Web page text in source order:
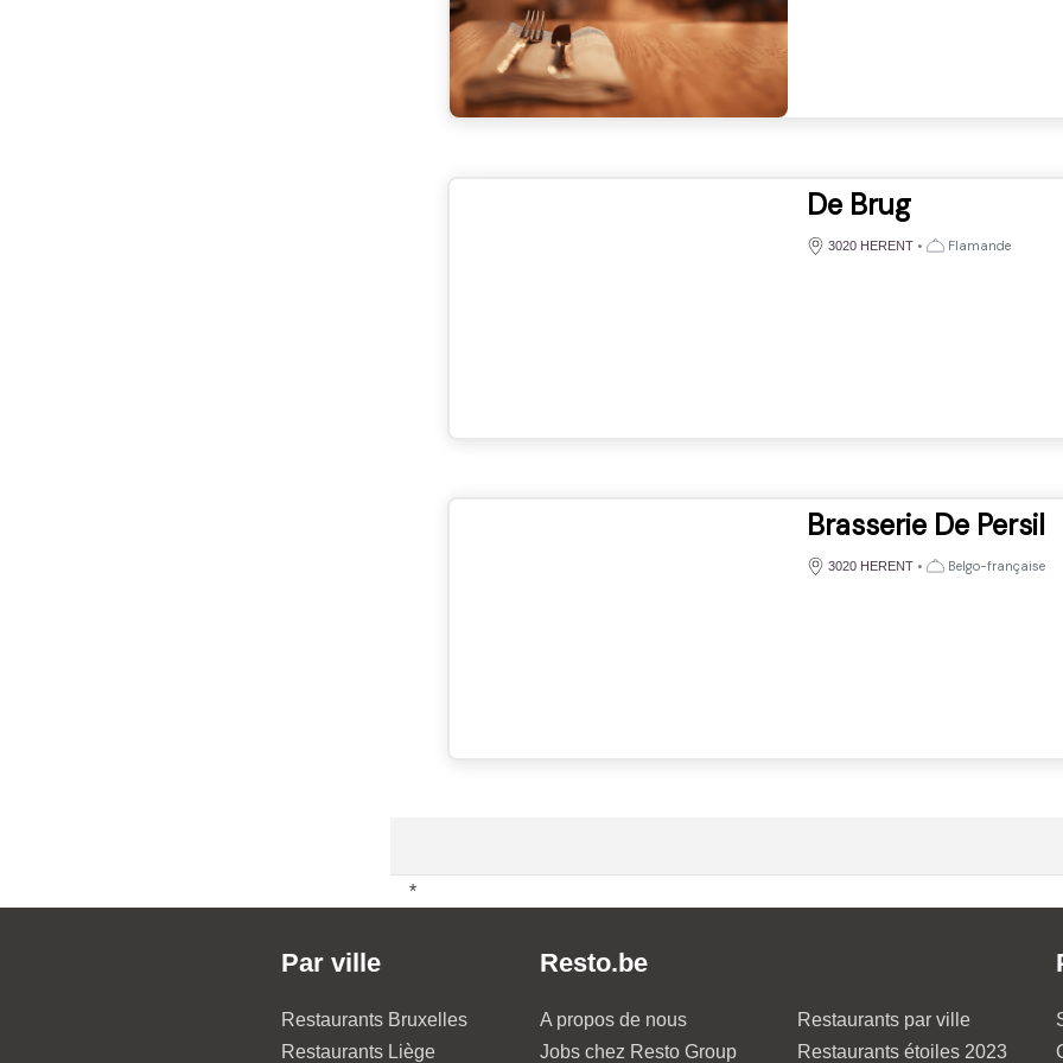
De Brug
3020 HERENT • Flamande
Brasserie De Persil
3020 HERENT • Belgo-française
*
Par ville
Restaurants Bruxelles
Restaurants Liège
Resto.be
A propos de nous
Jobs chez Resto Group
Restaurants par ville
Restaurants étoiles 2023